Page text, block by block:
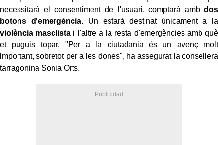
necessitarà el consentiment de l'usuari, comptarà amb dos
botons d'emergència. Un estarà destinat únicament a la
violència masclista i l'altre a la resta d'emergències amb què
et puguis topar. "Per a la ciutadania és un avenç molt
important, sobretot per a les dones", ha assegurat la consellera
tarragonina Sonia Orts.